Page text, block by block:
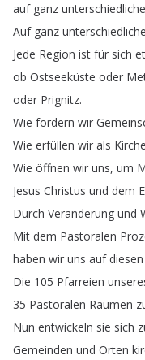
auf ganz unterschiedliche
Auf ganz unterschiedliche
Jede Region ist für sich
ob Ostseeküste oder
oder Prignitz.
Wie fördern wir
Wie erfüllen wir als Kirche
Wie öffnen wir uns, um
Jesus Christus und dem
Durch Veränderung und
Mit dem Pastoralen
haben wir uns auf diesen
Die 105 Pfarreien
35 Pastoralen Räumen
Nun entwickeln sie sich
Gemeinden und Orten